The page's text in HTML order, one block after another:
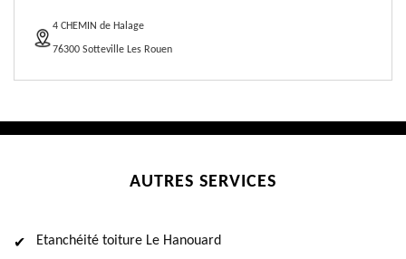
4 CHEMIN de Halage
76300 Sotteville Les Rouen
AUTRES SERVICES
Etanchéité toiture Le Hanouard